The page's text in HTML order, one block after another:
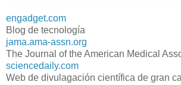
engadget.com
Blog de tecnología
jama.ama-assn.org
The Journal of the American Medical
sciencedaily.com
Web de divulagación científica de gran